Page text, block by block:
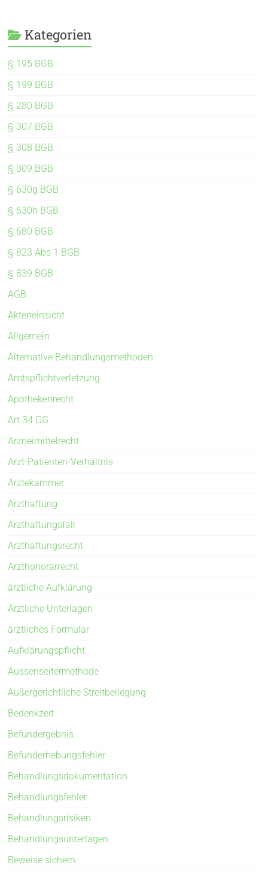
Kategorien
§ 195 BGB
§ 199 BGB
§ 280 BGB
§ 307 BGB
§ 308 BGB
§ 309 BGB
§ 630g BGB
§ 630h BGB
§ 680 BGB
§ 823 Abs 1 BGB
§ 839 BGB
AGB
Akteneinsicht
Allgemein
Alternative Behandlungsmethoden
Amtspflichtverletzung
Apothekenrecht
Art 34 GG
Arzneimittelrecht
Arzt-Patienten-Verhältnis
Ärztekammer
Arzthaftung
Arzthaftungsfall
Arzthaftungsrecht
Arzthonorarrecht
ärztliche Aufklärung
Ärztliche Unterlagen
ärztliches Formular
Aufklärungspflicht
Aussenseitermethode
Außergerichtliche Streitbeilegung
Bedenkzeit
Befundergebnis
Befunderhebungsfehler
Behandlungsdokumentation
Behandlungsfehler
Behandlungsrisiken
Behandlungsunterlagen
Beweise sichern